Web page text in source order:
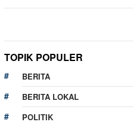
TOPIK POPULER
BERITA
BERITA LOKAL
POLITIK